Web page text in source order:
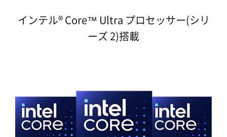
インテル® Core™ Ultra プロセッサー(シリ
ーズ 2)搭載